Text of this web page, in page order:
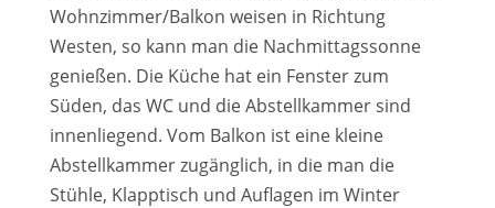
Wohnzimmer/Balkon weisen in Richtung
Westen, so kann man die Nachmittagssonne
genießen. Die Küche hat ein Fenster zum
Süden, das WC und die Abstellkammer sind
innenliegend. Vom Balkon ist eine kleine
Abstellkammer zugänglich, in die man die
Stühle, Klapptisch und Auflagen im Winter